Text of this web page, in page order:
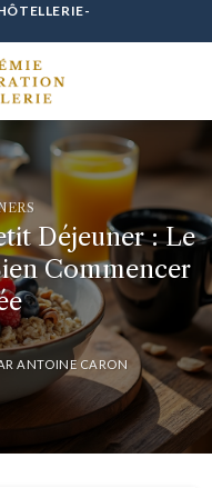
Déjeuner : Le
Commencer
ANTOINE CARON